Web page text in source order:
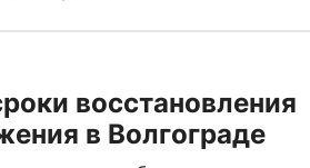
восстановления
в Волгограде